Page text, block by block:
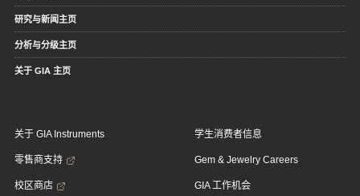
研究与新闻主页
分析与分级主页
关于 GIA 主页
关于 GIA Instruments
零售商支持
校区商店
学生消费者信息
Gem & Jewelry Careers
GIA 工作机会